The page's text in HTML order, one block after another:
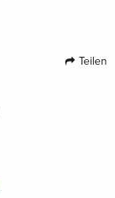
Teilen